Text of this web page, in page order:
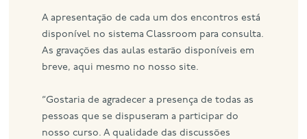
A apresentação de cada um dos encontros está
disponível no sistema Classroom para consulta.
As gravações das aulas estarão disponíveis em
breve, aqui mesmo no nosso site.
“Gostaria de agradecer a presença de todas as
pessoas que se dispuseram a participar do
nosso curso. A qualidade das discussões